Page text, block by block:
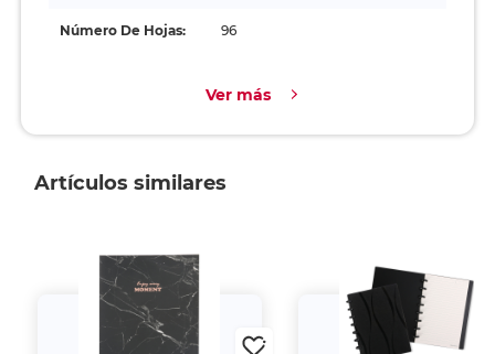
Número De Hojas: 96
Ver más
Artículos similares